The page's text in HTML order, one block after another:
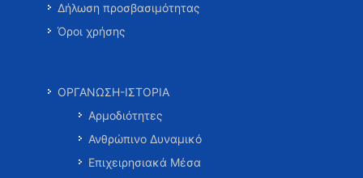
Δήλωση προσβασιμότητας
Όροι χρήσης
ΟΡΓΑΝΩΣΗ-ΙΣΤΟΡΙΑ
Αρμοδιότητες
Ανθρώπινο Δυναμικό
Επιχειρησιακά Μέσα